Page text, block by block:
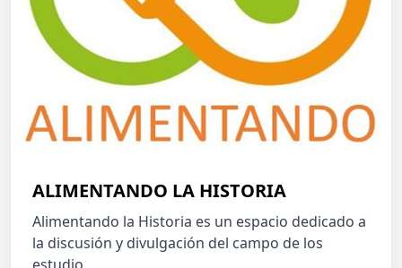
ALIMENTANDO LA HISTORIA
Alimentando la Historia es un espacio dedicado a
la discusión y divulgación del campo de los